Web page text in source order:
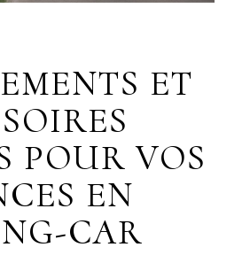
ET
POUR VOS
EN
CAR